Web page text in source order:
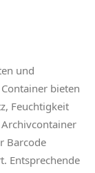
und
bieten
Feuchtigkeit
Barcode
Entsprechende